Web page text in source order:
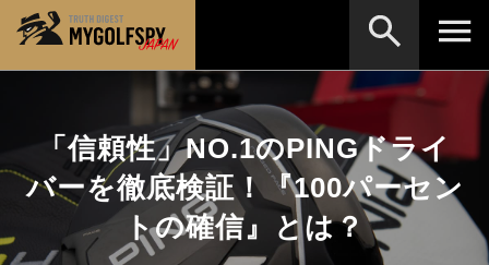
「信頼性」NO.1のPINGドライ
バーを徹底検証！『100パーセン
トの確信』とは？
テストランキング
NEW RELEASES 新製品情報
HOW TO ゴルフ上達・実践テクニック
LAB テスト・データ検証
※メーカー名やクラブ名など、検索したい事柄を入
力してください。
検索